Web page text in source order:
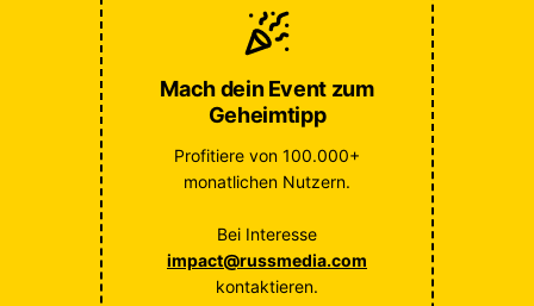
Mach dein Event zum
Geheimtipp
Profitiere von 100.000+
monatlichen Nutzern.
Bei Interesse
impact@russmedia.com
kontaktieren.